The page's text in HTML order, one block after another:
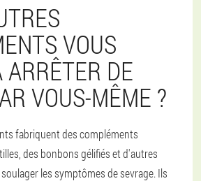
VOUS
DE
VOUS-MÊME ?
fabriquent des compléments
des bonbons gélifiés et d'autres
les symptômes de sevrage. Ils